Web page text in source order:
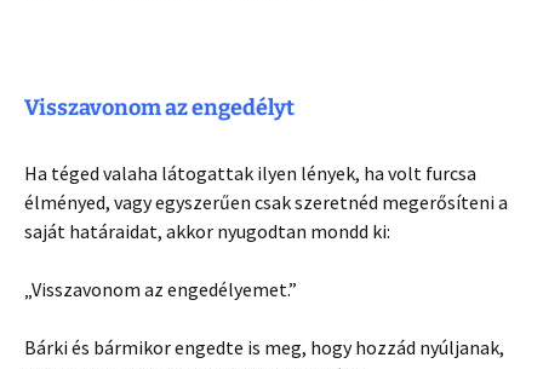
Visszavonom az engedélyt
Ha téged valaha látogattak ilyen lények, ha volt furcsa
élményed, vagy egyszerűen csak szeretnéd megerősíteni a
saját határaidat, akkor nyugodtan mondd ki:
„Visszavonom az engedélyemet.”
Bárki és bármikor engedte is meg, hogy hozzád nyúljanak,